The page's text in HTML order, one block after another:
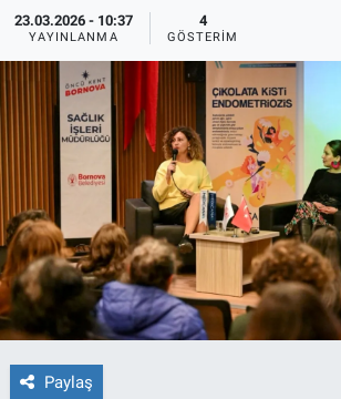
23.03.2026 - 10:37
YAYINLANMA
4
GÖSTERIM
Paylaş
Tüm Haberler
İletişim
Künye
Süper Lig Puan Durumu ve Fikstür
Tüm Manşetler
Son Dakika Haberleri
Haber Arşivi